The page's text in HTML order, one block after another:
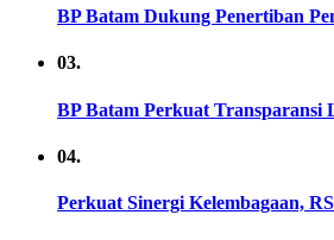
BP Batam Dukung Penertiban
03.
BP Batam Perkuat Transparansi
04.
Perkuat Sinergi Kelembagaan,